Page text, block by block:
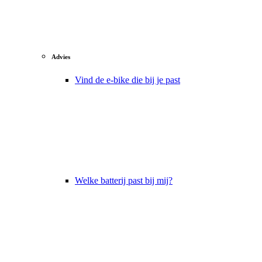
Advies
Vind de e-bike die bij je past
Welke batterij past bij mij?